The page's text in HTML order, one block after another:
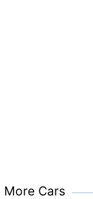
More Cars